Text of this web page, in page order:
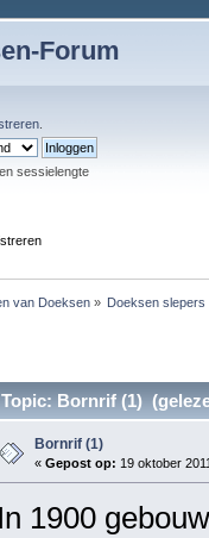
Forum
sessielengte
van Doeksen» Doeksen slepers
Topic: Bornrif (1)
Bornrif (1)
« Gepost op: 19 oktober
In 1900